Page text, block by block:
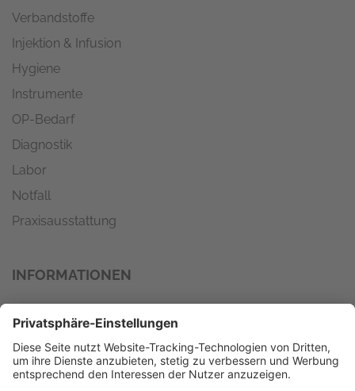
Verbandstoffe
Injektion & Infusion
Hygiene
Instrumente
OP-Bedarf
Diagnostik
Labor
Notfall
Praxisausstattung
INFORMATIONEN